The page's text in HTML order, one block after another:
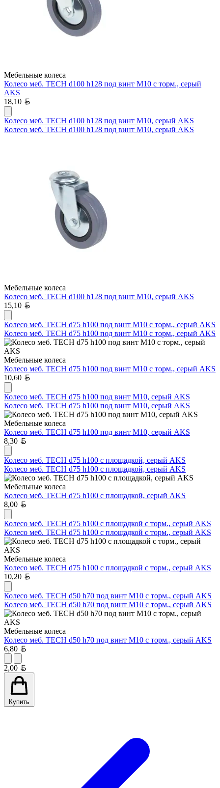
Мебельные колеса
Колесо меб. TECH d100 h128 под винт М10 с торм., серый
AKS
18,10
Колесо меб. TECH d100 h128 под винт М10, серый AKS
Колесо меб. TECH d100 h128 под винт М10, серый AKS
Мебельные колеса
Колесо меб. TECH d100 h128 под винт М10, серый AKS
15,10
Колесо меб. TECH d75 h100 под винт М10 с торм., серый AKS
Колесо меб. TECH d75 h100 под винт М10 с торм., серый AKS
Мебельные колеса
Колесо меб. TECH d75 h100 под винт М10 с торм., серый AKS
10,60
Колесо меб. TECH d75 h100 под винт М10, серый AKS
Колесо меб. TECH d75 h100 под винт М10, серый AKS
Мебельные колеса
Колесо меб. TECH d75 h100 под винт М10, серый AKS
8,30
Колесо меб. TECH d75 h100 с площадкой, серый AKS
Колесо меб. TECH d75 h100 с площадкой, серый AKS
Мебельные колеса
Колесо меб. TECH d75 h100 с площадкой, серый AKS
8,00
Колесо меб. TECH d75 h100 с площадкой с торм., серый AKS
Колесо меб. TECH d75 h100 с площадкой с торм., серый AKS
Мебельные колеса
Колесо меб. TECH d75 h100 с площадкой с торм., серый AKS
10,20
Колесо меб. TECH d50 h70 под винт М10 с торм., серый AKS
Колесо меб. TECH d50 h70 под винт М10 с торм., серый AKS
Мебельные колеса
Колесо меб. TECH d50 h70 под винт М10 с торм., серый AKS
6,80
2,00
Купить